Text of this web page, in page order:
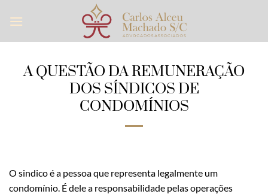
A QUESTÃO DA REMUNERAÇÃO
DOS SÍNDICOS DE
CONDOMÍNIOS
O sindico é a pessoa que representa legalmente um
condomínio. É dele a responsabilidade pelas operações